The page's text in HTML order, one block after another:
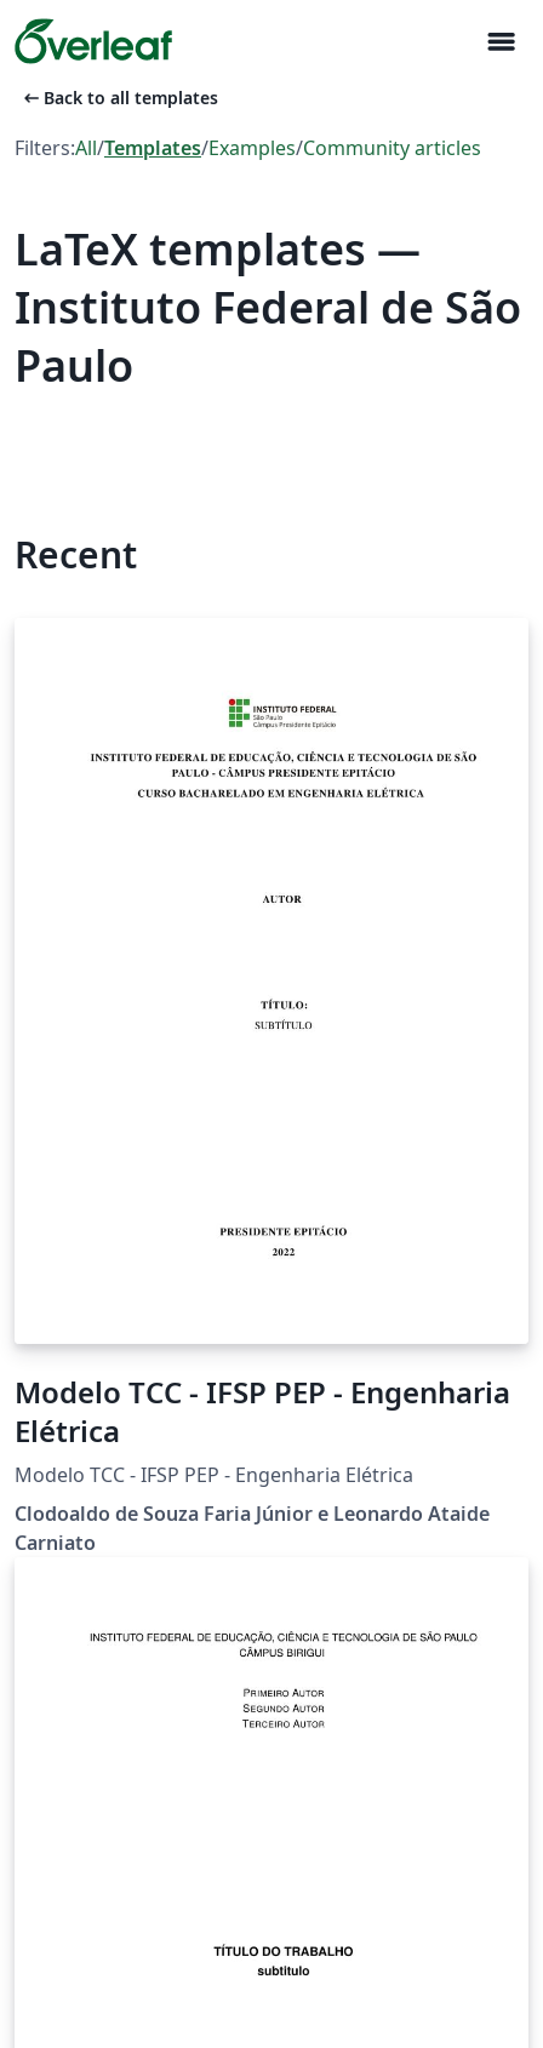
menu
arrow_left_alt Back to all templates
Filters:All/Templates/Examples/Community articles
LaTeX templates —
Instituto Federal de São
Paulo
Recent
Modelo TCC - IFSP PEP - Engenharia
Elétrica
Modelo TCC - IFSP PEP - Engenharia Elétrica
Clodoaldo de Souza Faria Júnior e Leonardo Ataide
Carniato